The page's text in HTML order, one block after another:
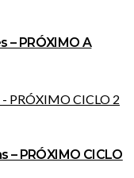
– PRÓXIMO A
– PRÓXIMO CICLO